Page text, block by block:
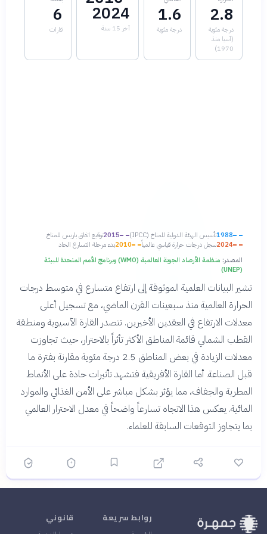
2.8
درجة مئوية
(آسيا منذ
1970)
1.6
درجة مئوية
2024
آخر 15 سنة
6
قارات
1988تأسيس الهيئة الدولية للمناخ (IPCC) 2015توقيع اتفاق باريس للمناخ
2024سجل درجات حرارة قياسي عالمياً 2010بدء مرحلة التسارع الحاد
المصدر:
منظمة الأرصاد الجوية العالمية (WMO) وبرنامج الأمم المتحدة للبيئة
(UNEP)
تشير البيانات العلمية الموثوقة إلى ارتفاع متسارع في متوسط درجات
الحرارة العالمية منذ سبعينات القرن الماضي، مع تسجيل أعلى
معدلات الارتفاع في العقدين الأخيرين. تتصدر القارة الآسيوية ومنطقة
القطب الشمالي قائمة المناطق الأكثر تأثراً بالاحترار، حيث تجاوزت
معدلات الزيادة في بعض المناطق 2.5 درجة مئوية مقارنة بفترة ما
قبل الصناعة. أما القارة الأفريقية فتشهد تأثيرات حادة على الأنماط
المطرية والجفاف، مما يؤثر بشكل مباشر على الأمن الغذائي والموارد
المائية. يعكس هذا الاتجاه تسارعاً واضحاً في معدل الاحترار العالمي
بما يتجاوز التوقعات السابقة للعلماء.
روابط سريعة قانوني